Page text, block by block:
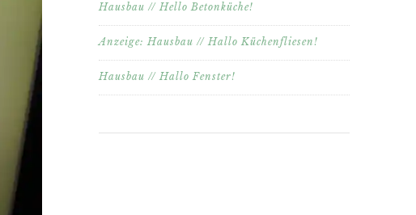
Hausbau // Hello Betonküche!
Anzeige: Hausbau // Hallo Küchenfliesen!
Hausbau // Hallo Fenster!